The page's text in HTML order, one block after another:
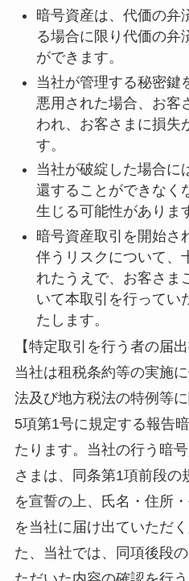
暗号資産は、代価の弁
る場合に限り代価の弁
ができます。
当社が管理する秘密鍵
悪用された場合、お客
われ、お客さまに損失
す。
当社が破綻した場合に
還することができなく
生じる可能性がありま
暗号資産取引を開始さ
伴うリスクについて、
れたうえで、お客さま
いて本取引を行ってい
たします。
【特定取引を行う者の届
当社は租税条約等の実施
法及び地方税法の特例等
5項第1号に規定する報告
たります。当社の行う暗
さまは、同条第1項前段の
を宣誓の上、氏名・住所
を当社に届け出ていただ
た、当社では、同項後段